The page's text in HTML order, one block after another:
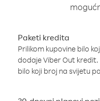
Paketi kredita
Prilikom kupovine bilo
dodaje Viber Out
bilo koji broj na svijetu